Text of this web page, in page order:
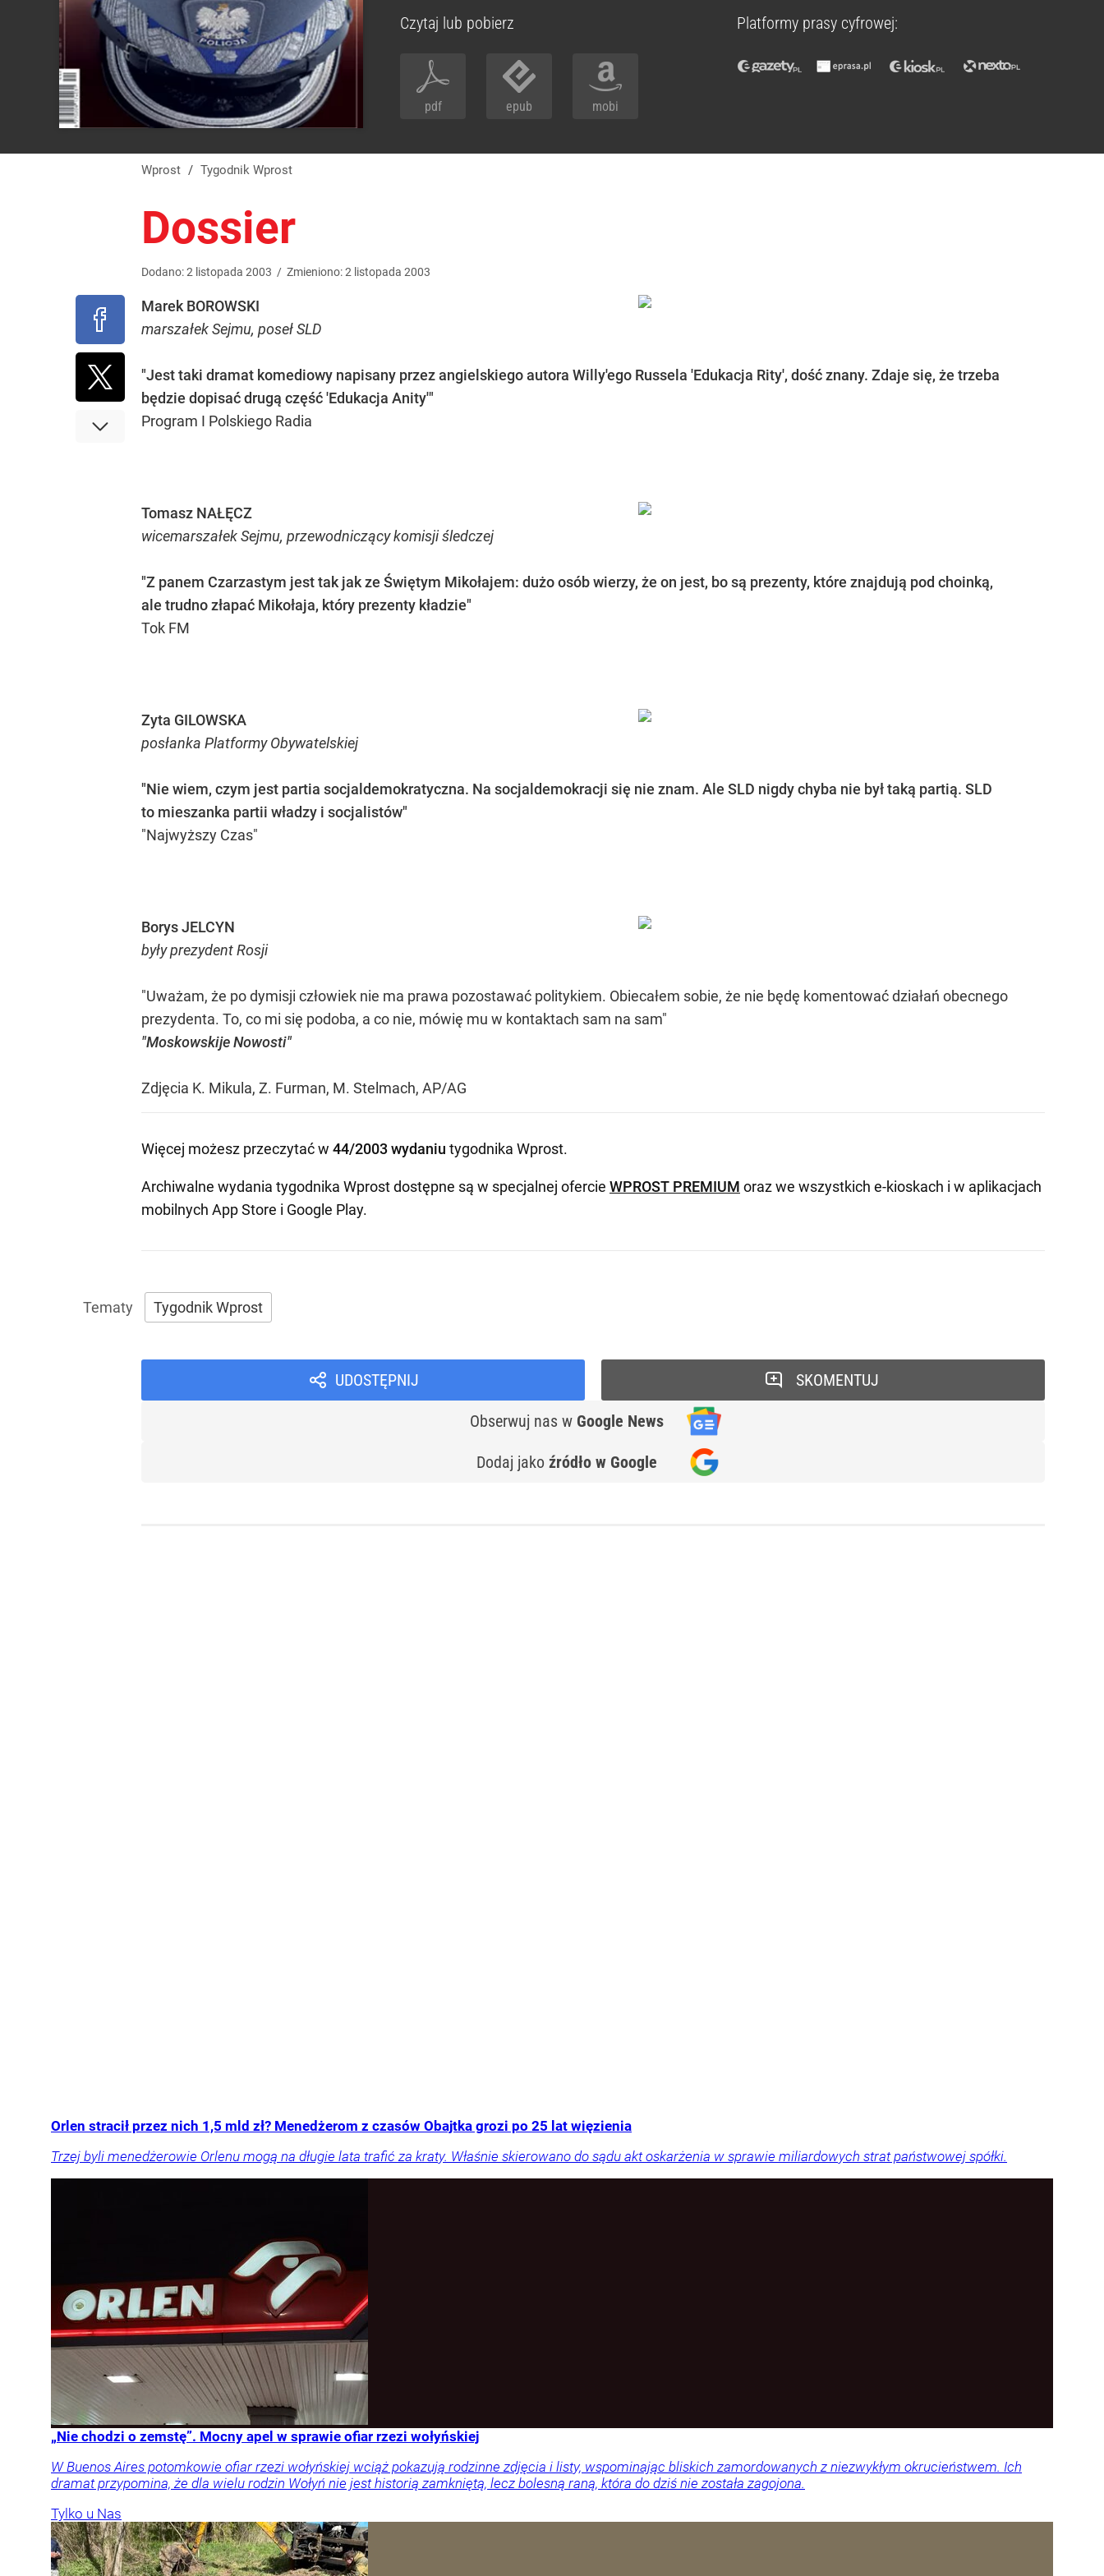
Czytaj lub pobierz
pdf epub mobi
Platformy prasy cyfrowej:
Wprost / Tygodnik Wprost
Dossier
Dodano:2 listopada 2003 / Zmieniono:2 listopada 2003
Marek BOROWSKI
marszałek Sejmu, poseł SLD
"Jest taki dramat komediowy napisany przez angielskiego autora Willy'ego Russela 'Edukacja Rity', dość znany. Zdaje się, że trzeba
będzie dopisać drugą część 'Edukacja Anity'"
Program I Polskiego Radia
Tomasz NAŁĘCZ
wicemarszałek Sejmu, przewodniczący komisji śledczej
"Z panem Czarzastym jest tak jak ze Świętym Mikołajem: dużo osób wierzy, że on jest, bo są prezenty, które znajdują pod choinką,
ale trudno złapać Mikołaja, który prezenty kładzie"
Tok FM
Zyta GILOWSKA
posłanka Platformy Obywatelskiej
"Nie wiem, czym jest partia socjaldemokratyczna. Na socjaldemokracji się nie znam. Ale SLD nigdy chyba nie był taką partią. SLD
to mieszanka partii władzy i socjalistów"
"Najwyższy Czas"
Borys JELCYN
były prezydent Rosji
"Uważam, że po dymisji człowiek nie ma prawa pozostawać politykiem. Obiecałem sobie, że nie będę komentować działań obecnego
prezydenta. To, co mi się podoba, a co nie, mówię mu w kontaktach sam na sam"
"Moskowskije Nowosti"
Zdjęcia K. Mikula, Z. Furman, M. Stelmach, AP/AG
Więcej możesz przeczytać w 44/2003 wydaniu tygodnika Wprost.
Archiwalne wydania tygodnika Wprost dostępne są w specjalnej ofercie WPROST PREMIUM oraz we wszystkich e-kioskach i w aplikacjach
mobilnych App Store i Google Play.
Tygodnik Wprost
UDOSTĘPNIJ
Obserwuj nas w Google News
Dodaj jako źródło w Google
SKOMENTUJ
Orlen stracił przez nich 1,5 mld zł? Menedżerom z czasów Obajtka grozi po 25 lat więzienia
Trzej byli menedżerowie Orlenu mogą na długie lata trafić za kraty. Właśnie skierowano do sądu akt oskarżenia w sprawie miliardowych strat państwowej spółki.
„Nie chodzi o zemstę”. Mocny apel w sprawie ofiar rzezi wołyńskiej
W Buenos Aires potomkowie ofiar rzezi wołyńskiej wciąż pokazują rodzinne zdjęcia i listy, wspominając bliskich zamordowanych z niezwykłym okrucieństwem. Ich
dramat przypomina, że dla wielu rodzin Wołyń nie jest historią zamkniętą, lecz bolesną raną, która do dziś nie została zagojona.
Tylko u Nas